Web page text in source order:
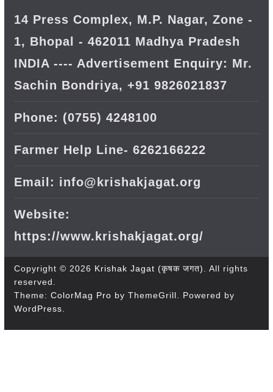
14 Press Complex, M.P. Nagar, Zone -
1, Bhopal - 462011 Madhya Pradesh
INDIA ---- Advertisement Enquiry: Mr.
Sachin Bondriya, +91 9826021837
Phone: (0755) 4248100
Farmer Help Line- 6262166222
Email: info@krishakjagat.org
Website:
https://www.krishakjagat.org/
Copyright © 2026 Krishak Jagat (कृषक जगत). All rights
reserved.
Theme: ColorMag Pro by ThemeGrill. Powered by
WordPress.